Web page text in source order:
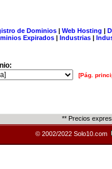
de Dominios| Web Hosting |
Expirados | Industrias |
[Pág.
** Precios
© 2002/2022 Solo10.com